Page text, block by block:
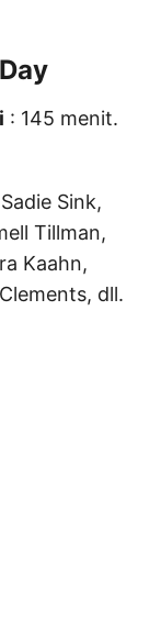
: 145 menit.
Sink,
Tillman,
Kaahn,
dll.